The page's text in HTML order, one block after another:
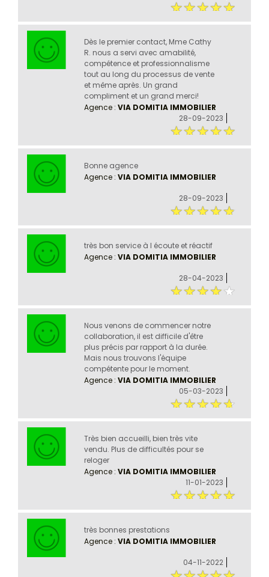
Dès le premier contact, Mme Cathy
R. nous a servi avec amabilité,
compétence et professionnalisme
tout au long du processus de vente
et même après. Un grand
compliment et un grand merci!
Agence : VIA DOMITIA IMMOBILIER
28-09-2023
Bonne agence
Agence : VIA DOMITIA IMMOBILIER
28-09-2023
très bon service à l écoute et réactif
Agence : VIA DOMITIA IMMOBILIER
28-04-2023
Nous venons de commencer notre
collaboration, il est difficile d'être
plus précis par rapport à la durée.
Mais nous trouvons l'équipe
compétente pour le moment.
Agence : VIA DOMITIA IMMOBILIER
05-03-2023
Très bien accueilli, bien très vite
vendu. Plus de difficultés pour se
reloger
Agence : VIA DOMITIA IMMOBILIER
11-01-2023
très bonnes prestations
Agence : VIA DOMITIA IMMOBILIER
04-11-2022